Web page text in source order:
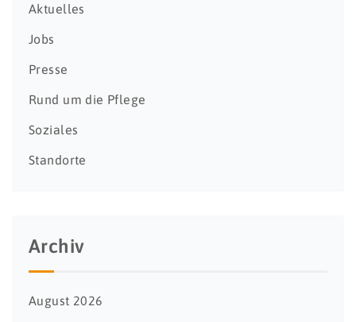
Aktuelles
Jobs
Presse
Rund um die Pflege
Soziales
Standorte
Archiv
August 2026